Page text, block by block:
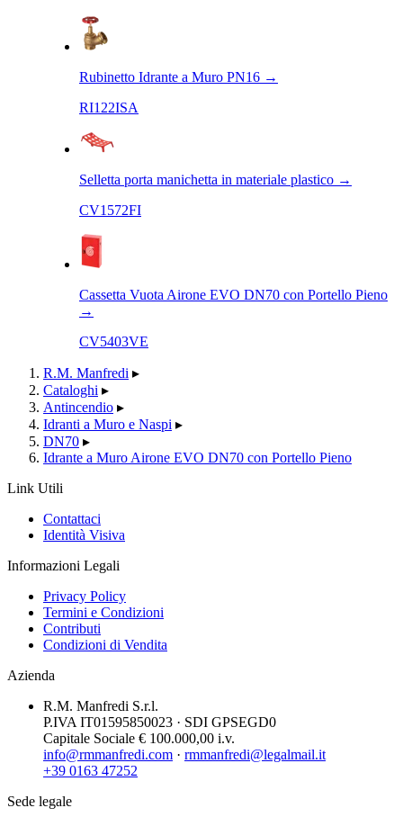
Rubinetto Idrante a Muro PN16 →
RI122ISA
Selletta porta manichetta in materiale plastico →
CV1572FI
Cassetta Vuota Airone EVO DN70 con Portello Pieno
→
CV5403VE
R.M. Manfredi ▸
Cataloghi ▸
Antincendio ▸
Idranti a Muro e Naspi ▸
DN70 ▸
Idrante a Muro Airone EVO DN70 con Portello Pieno
Link Utili
Contattaci
Identità Visiva
Informazioni Legali
Privacy Policy
Termini e Condizioni
Contributi
Condizioni di Vendita
Azienda
R.M. Manfredi S.r.l.
P.IVA IT01595850023 · SDI GPSEGD0
Capitale Sociale € 100.000,00 i.v.
info@rmmanfredi.com · rmmanfredi@legalmail.it
+39 0163 47252
Sede legale